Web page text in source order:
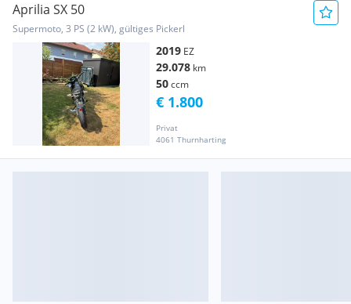
Aprilia SX 50
Supermoto, 3 PS (2 kW), gültiges Pickerl
2019 EZ
29.078 km
50ccm
Privat
4061 Thurnharting
€ 1.800